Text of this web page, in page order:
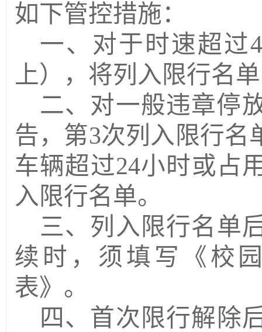
如下管控措施：
一、对于时速超过
上），将列入限行名
二、对一般违章停
告，第3次列入限行名
车辆超过24小时或占
入限行名单。
三、列入限行名单
续时，须填写《校
表》。
四、首次限行解除